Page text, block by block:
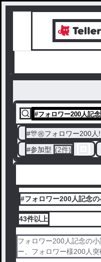
#フォロワー200人記念
#🎊㊗フォロワー200人
#参加型 (2件)
#フォロワー200人記念
43件以上
フォロワー200人記念の
ー、フォロワー様200人